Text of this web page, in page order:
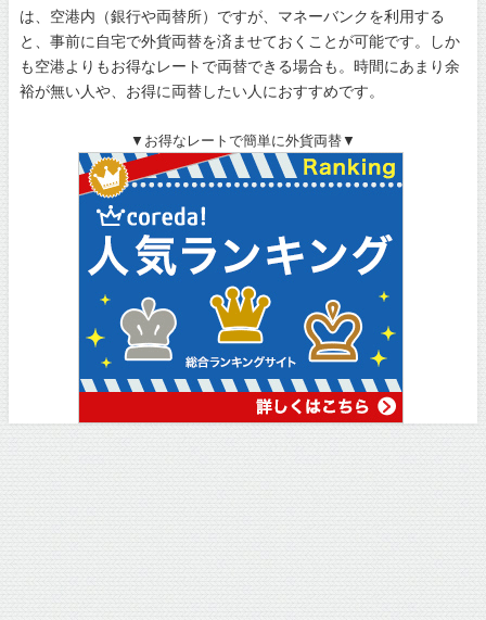
は、空港内（銀行や両替所）ですが、マネーバンクを利用する
と、事前に自宅で外貨両替を済ませておくことが可能です。しか
も空港よりもお得なレートで両替できる場合も。時間にあまり余
裕が無い人や、お得に両替したい人におすすめです。
▼お得なレートで簡単に外貨両替▼